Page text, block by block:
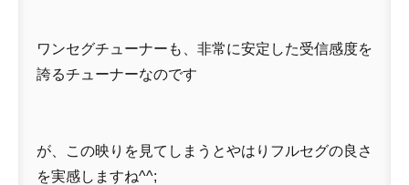
ワンセグチューナーも、非常に安定した受信感度を
誇るチューナーなのです
が、この映りを見てしまうとやはりフルセグの良さ
を実感しますね^^;